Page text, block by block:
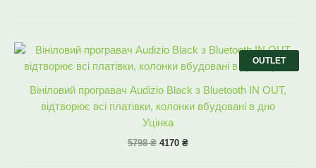
Вініловий програвач Audizio Black з Bluetooth IN OUT,
відтворює всі платівки, колонки вбудовані в дно
Уцінка
5798₴
Оригінальна
5798 ₴.
4170 ₴
Поточна
4170 ₴.
OUTLET